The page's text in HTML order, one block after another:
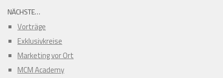
NÄCHSTE…
Vorträge
Exklusivkreise
Marketing vor Ort
MCM Academy